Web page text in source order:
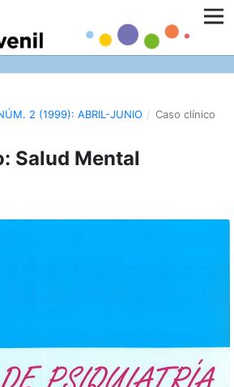
2 (1999): ABRIL-JUNIO / Caso clínico
Salud Mental